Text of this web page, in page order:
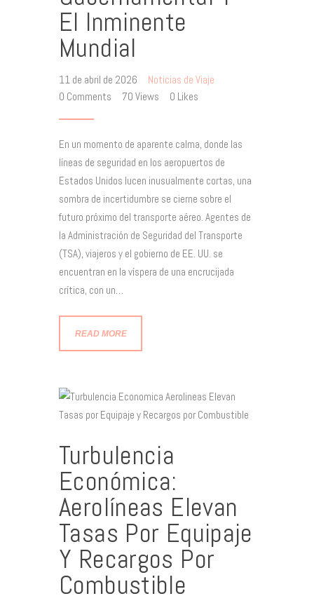
El Inminente
Mundial
11 de abril de 2026
Noticias de Viaje
0 Comments 70 Views 0 Likes
En un momento de aparente calma, donde las
líneas de seguridad en los aeropuertos de
Estados Unidos lucen inusualmente cortas, una
sombra de incertidumbre se cierne sobre el
futuro próximo del transporte aéreo. Agentes de
la Administración de Seguridad del Transporte
(TSA), viajeros y el gobierno de EE. UU. se
encuentran en la víspera de una encrucijada
crítica, con un…
READ MORE
Turbulencia
Económica:
Aerolíneas Elevan
Tasas Por Equipaje
Y Recargos Por
Combustible